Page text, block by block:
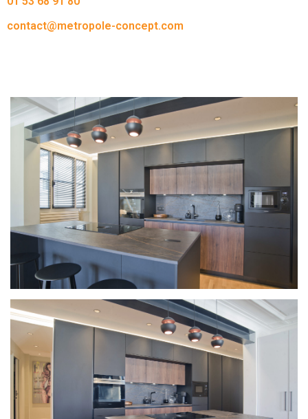
contact@metropole-concept.com